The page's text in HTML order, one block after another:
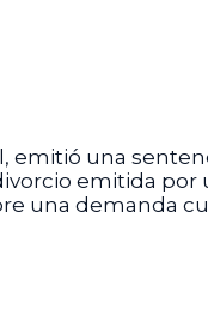
emitió una
emitida por
una demanda